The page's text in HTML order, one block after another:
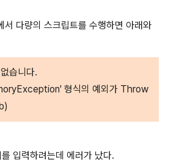
다량의 스크립트를 수행하면 아래와
습니다.
형식의 예외가 Throw
입력하려는데 에러가 났다.